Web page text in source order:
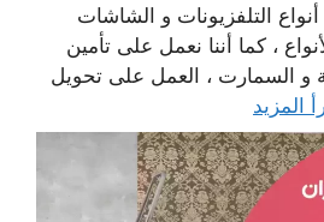
التلفزيونات و الشاشات
، كما أننا نعمل على تأمين
و السمارت ، العمل على تحويل
المزيد